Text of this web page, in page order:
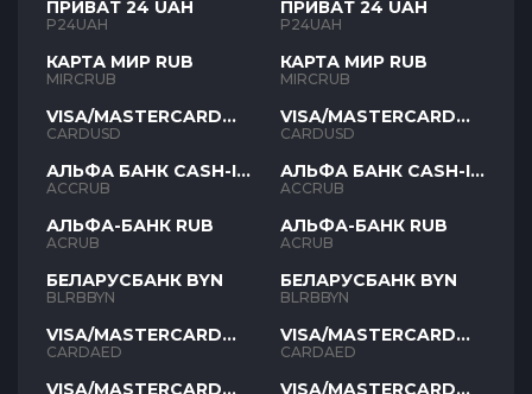
ПРИВАТ 24 UAH
P24UAH
КАРТА МИР RUB
MIRCRUB
VISA/MASTERCARD
USD
CARDUSD
АЛЬФА БАНК CASH-IN
RUB
ACCRUB
АЛЬФА-БАНК RUB
ACRUB
БЕЛАРУСБАНК BYN
BLRBBYN
VISA/MASTERCARD
AED
CARDAED
VISA/MASTERCARD
ПРИВАТ 24 UAH
P24UAH
КАРТА МИР RUB
MIRCRUB
VISA/MASTERCARD
USD
CARDUSD
АЛЬФА БАНК CASH-IN
RUB
ACCRUB
АЛЬФА-БАНК RUB
ACRUB
БЕЛАРУСБАНК BYN
BLRBBYN
VISA/MASTERCARD
AED
CARDAED
VISA/MASTERCARD